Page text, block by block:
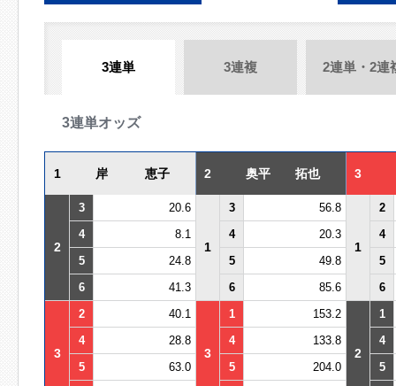
3連単 3連複 2連単・2連
3連単オッズ
1 岸 恵子 2 奥平 拓也 3
2
3 20.6
1
3 56.8
1
2
4
8.1 4 20.3
4
5
24.8 5 49.8
5
6
41.3 6 85.6 6
3
2 40.1
3
1 153.2
2
1
4
28.8 4 133.8
4
5
63.0 5 204.0
5